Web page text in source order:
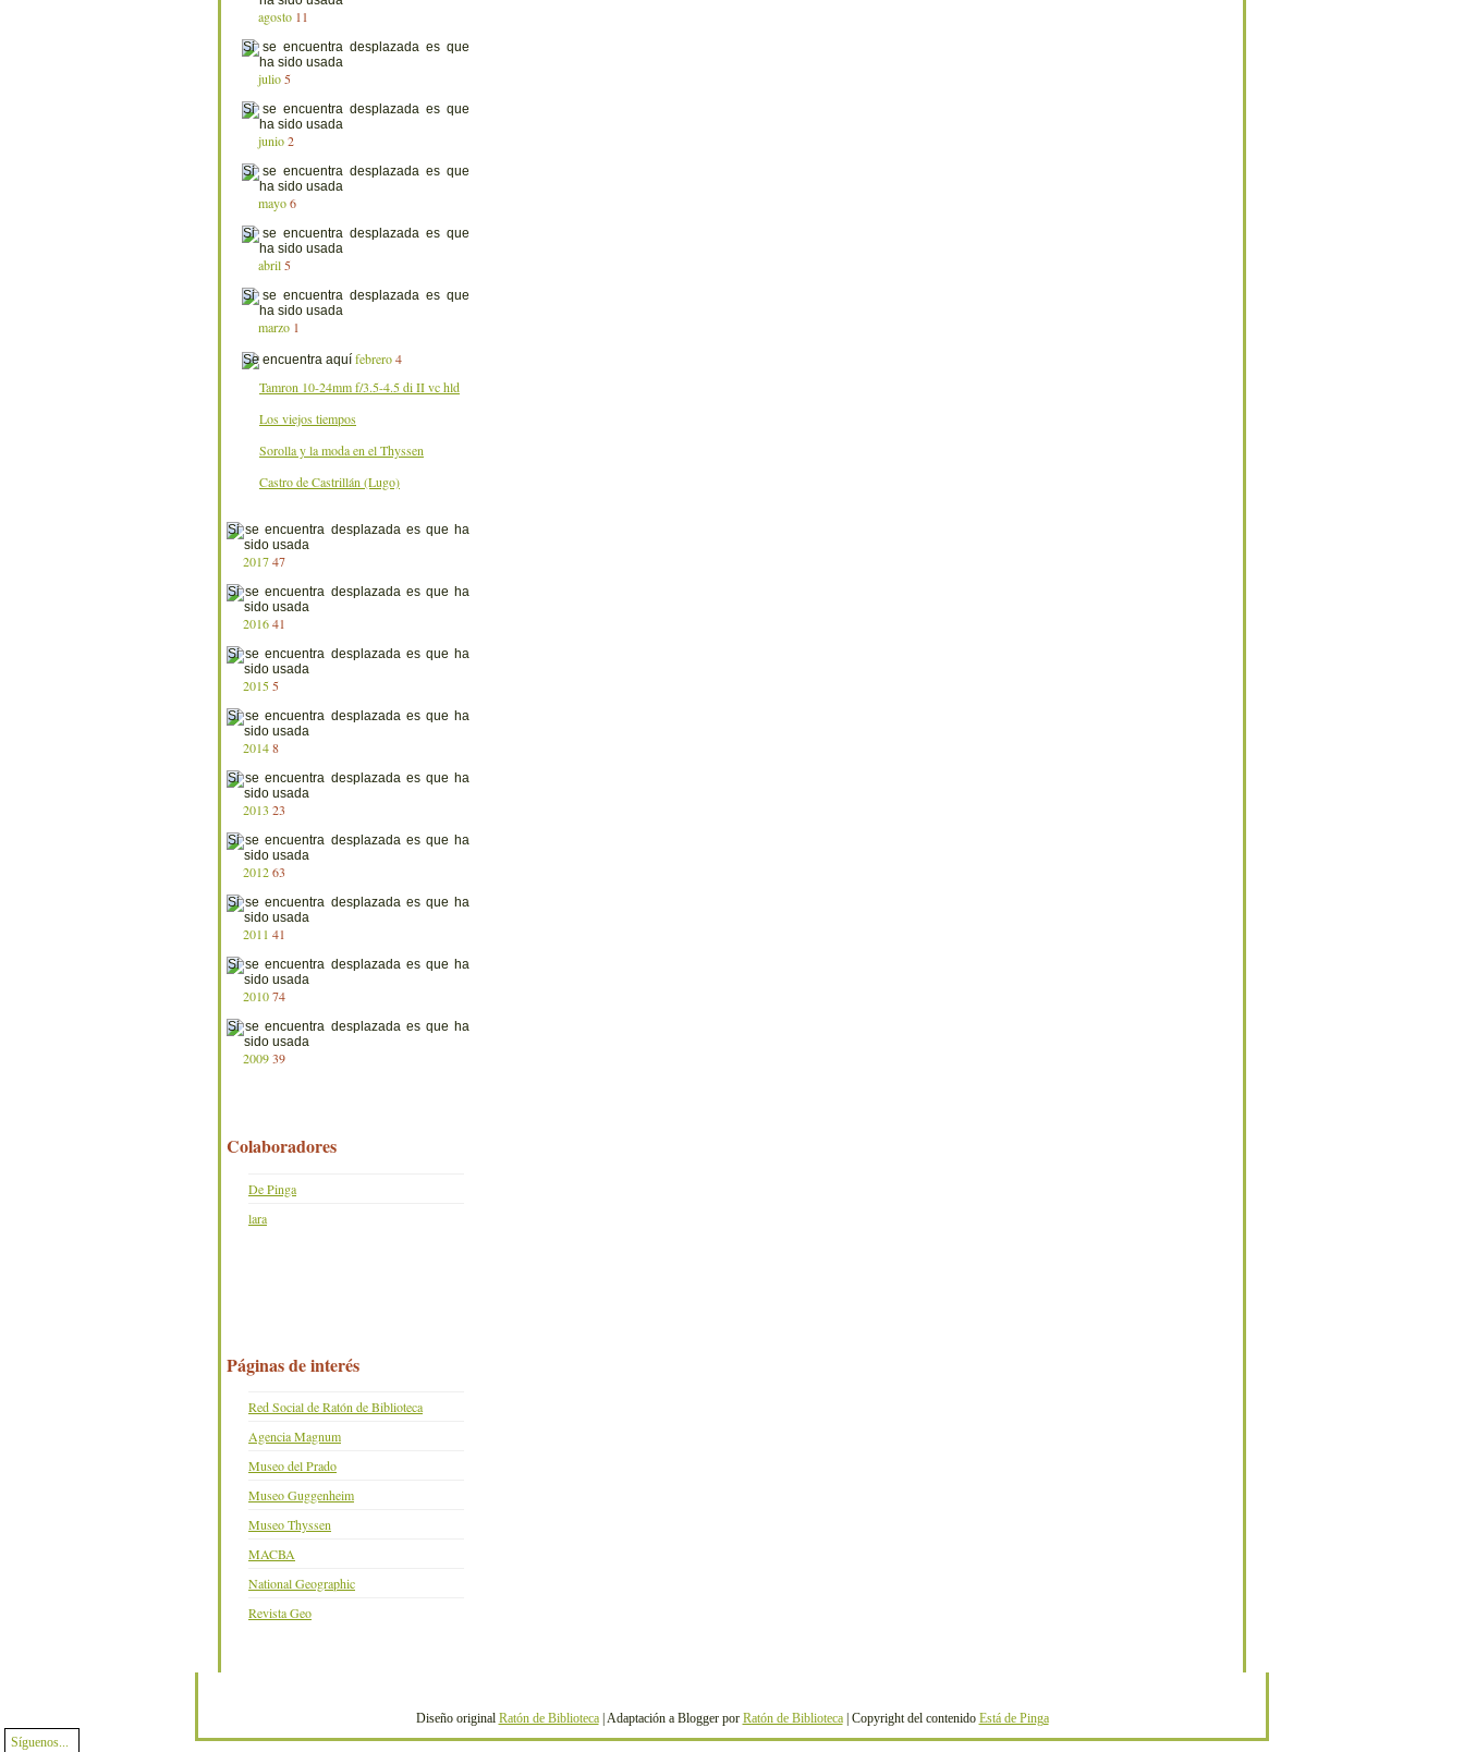
agosto 11
julio 5
junio 2
mayo 6
abril 5
marzo 1
febrero 4
Tamron 10-24mm f/3.5-4.5 di II vc hld
Los viejos tiempos
Sorolla y la moda en el Thyssen
Castro de Castrillán (Lugo)
201747
201641
2015 5
20148
2013 23
201263
2011 41
201074
200939
Colaboradores
De Pinga
lara
Páginas de interés
Red Social de Ratón de Biblioteca
Agencia Magnum
Museo del Prado
Museo Guggenheim
Museo Thyssen
MACBA
National Geographic
Revista Geo
Diseño original Ratón de Biblioteca| Adaptación a Blogger por Ratón de Biblioteca| Copyright del contenido Está de Pinga
Síguenos...